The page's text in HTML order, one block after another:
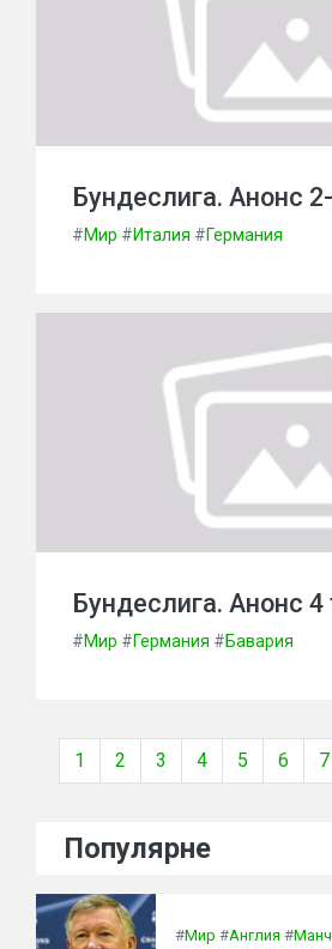
Бундеслига. Анонс
#Мир #Италия #Германия
Бундеслига. Анонс 4
#Мир #Германия #Бавария
1 2 3 4 5 6 7
Популярне
#Мир #Англия #